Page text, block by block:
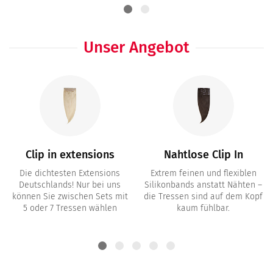
Unser Angebot
Clip in extensions
Die dichtesten Extensions
Deutschlands! Nur bei uns
können Sie zwischen Sets mit
5 oder 7 Tressen wählen
Nahtlose Clip In
Extrem feinen und flexiblen
Silikonbands anstatt Nähten –
die Tressen sind auf dem Kopf
kaum fühlbar.